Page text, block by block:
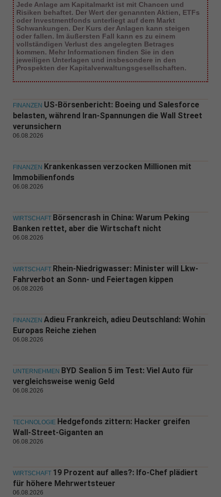
Jede Anlage am Kapitalmarkt ist mit Chancen und
Risiken behaftet. Der Wert der genannten Aktien, ETFs
oder Investmentfonds unterliegt auf dem Markt
Schwankungen. Der Kurs der Anlagen kann steigen
oder fallen. Im äußersten Fall kann es zu einem
vollständigen Verlust des angelegten Betrages
kommen. Mehr Informationen finden Sie in den
jeweiligen Unterlagen und insbesondere in den
Prospekten der Kapitalverwaltungsgesellschaften.
FINANZEN US-Börsenbericht: Boeing und Salesforce
belasten, während Iran-Spannungen die Wall Street
verunsichern
06.08.2026
FINANZEN Krankenkassen verzocken Millionen mit
Immobilienfonds
06.08.2026
WIRTSCHAFT Börsencrash in China: Warum Peking
Banken rettet, aber die Wirtschaft nicht
06.08.2026
WIRTSCHAFT Rhein-Niedrigwasser: Minister will Lkw-
Fahrverbot an Sonn- und Feiertagen kippen
06.08.2026
FINANZEN Adieu Frankreich, adieu Deutschland: Wohin
Europas Reiche ziehen
06.08.2026
UNTERNEHMEN BYD Sealion 5 im Test: Viel Auto für
vergleichsweise wenig Geld
06.08.2026
TECHNOLOGIE Hedgefonds zittern: Hacker greifen
Wall-Street-Giganten an
06.08.2026
WIRTSCHAFT 19 Prozent auf alles?: Ifo-Chef plädiert
für höhere Mehrwertsteuer
06.08.2026